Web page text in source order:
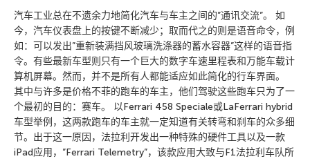
汽车工业总在不遗余力地简化汽车与车主之间的”通讯交流”。 如
今，汽车仪表盘上的按键不断减少；取而代之的则是语音命令，例
如：可以发出”重新装满挡风玻璃洗涤器的蓄水容器”这样的语音指
令。有些最新车型则只有一个巨大的数字车速里程表和万能车载计
算机屏幕。然而，并不是所有人都能适应如此简化的行车界面。
其中与许多是价格不菲的跑车的车主，他们驾驶这些跑车只为了一
个最初的目的：赛车。 以Ferrari 458 Speciale或LaFerrari hybrid
车型举例，这两款跑车的车主就一定知道有关转弯和刹车的众多细
节。出于这一原因，法拉利开发出一种特殊的硬件工具以及一款
iPad应用，”Ferrari Telemetry”，该款应用大致与F1法拉利车队所